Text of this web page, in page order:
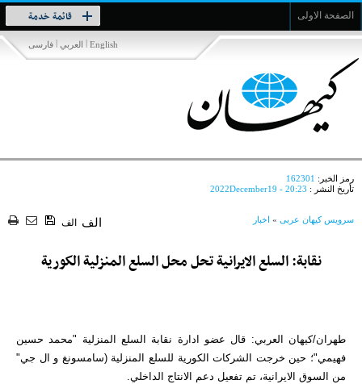
الصفحة الاولى قائمة خدمة
Toggle
navigation
فارسی | العربي | English
رمز الخبر: 162301
تأريخ النشر : 2022December19 - 20:23
سرویس کیهان عربی » اخبار الف الف
نقابة: السلع الايرانية تحل محل السلع المنزلية الكورية
طهران/كيهان العربي: قال عضو ادارة نقابة السلع المنزلية "محمد حسين
فهيمي"؛ حين خرجت الشركات الكورية للسلع المنزلية (سامسونغ و ال جي"
من السوق الايرانية، تم تفعيل دعم الانتاج الداخلي.